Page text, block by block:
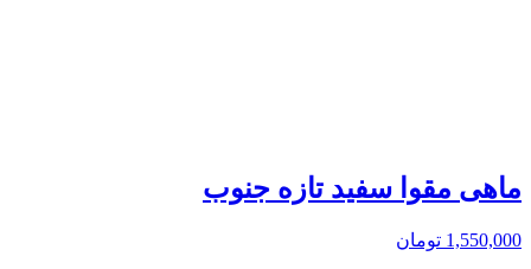
ماهی مقوا سفید تازه جنوب
1,550,000 تومان